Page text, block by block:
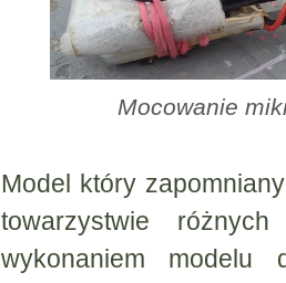
Mocowanie
Model który
towarzystwie
wykonaniem